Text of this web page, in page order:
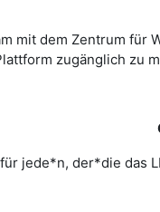
mit dem Zentrum für
zugänglich zu
jede*n, der*die